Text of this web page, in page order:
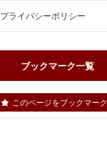
プライバシーポリシー
ブックマーク一覧
このページをブックマーク